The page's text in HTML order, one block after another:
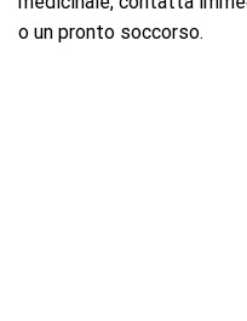
o un pronto soccorso.